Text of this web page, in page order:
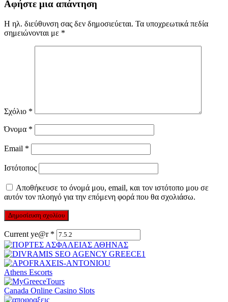
Αφήστε μια απάντηση
Η ηλ. διεύθυνση σας δεν δημοσιεύεται. Τα υποχρεωτικά πεδία
σημειώνονται με *
Σχόλιο *
Όνομα *
Email *
Ιστότοπος
Αποθήκευσε το όνομά μου, email, και τον ιστότοπο μου σε
αυτόν τον πλοηγό για την επόμενη φορά που θα σχολιάσω.
Current ye@r *
Athens Escorts
Canada Online Casino Slots